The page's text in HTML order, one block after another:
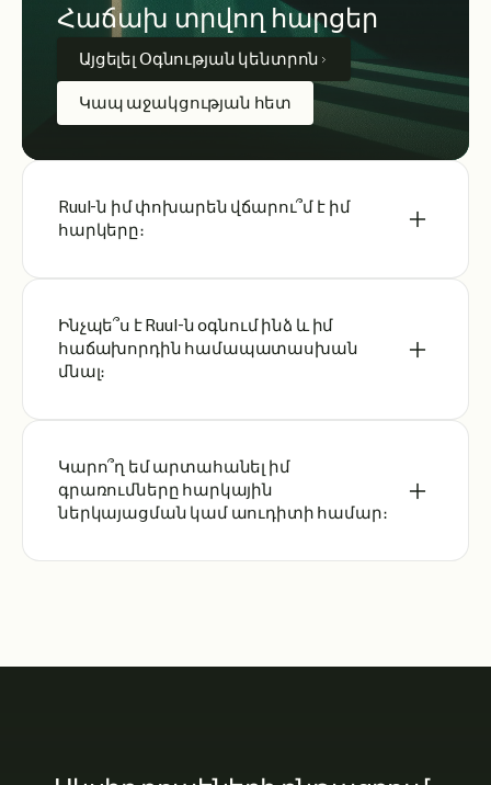
Հաճախ տրվող հարցեր
Այցելել Օգնության կենտրոն
Կապ աջակցության հետ
Ruul-ն իմ փոխարեն վճարու՞մ է իմ
հարկերը։
Ինչպե՞ս է Ruul-ն օգնում ինձ և իմ
հաճախորդին համապատասխան
մնալ։
Կարո՞ղ եմ արտահանել իմ
գրառումները հարկային
ներկայացման կամ աուդիտի համար։